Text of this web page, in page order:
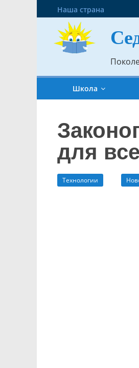
Наша страна
Школа
для
Технологии